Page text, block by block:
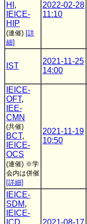
HI ,
IEICE-
HIP
(連催) [詳
細]
2022-02-28
11:10
IST
2021-11-25
14:00
IEICE-
OFT,
IEE-
CMN
(共催)
BCT,
IEICE-
OCS
(連催) ※学
会内は併催
[詳細]
2021-11-19
10:50
IEICE-
SDM,
IEICE-
ICD
2021-08-17